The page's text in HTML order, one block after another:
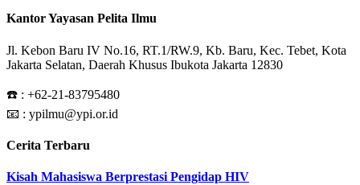
Kantor Yayasan Pelita Ilmu
Jl. Kebon Baru IV No.16, RT.1/RW.9, Kb. Baru, Kec. Tebet, Kota
Jakarta Selatan, Daerah Khusus Ibukota Jakarta 12830
☎️ : +62-21-83795480
📧 : ypilmu@ypi.or.id
Cerita Terbaru
Kisah Mahasiswa Berprestasi Pengidap HIV